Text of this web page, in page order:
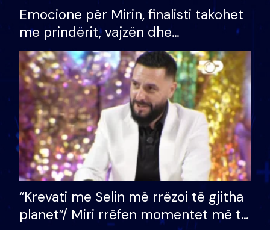
Emocione për Mirin, finalisti takohet
me prindërit, vajzën dhe
bashkëshorten: S’kemi ndonjë letër
divorci apo jo?
“Krevati me Selin më rrëzoi të gjitha
planet”/ Miri rrëfen momentet më të